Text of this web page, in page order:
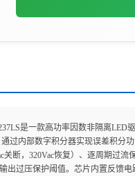
是一款高功率因数非隔离
过内部数字积分器实现误差积分
关断，320Vac恢复）、逐周期过
出过压保护阈值。芯片内置反馈